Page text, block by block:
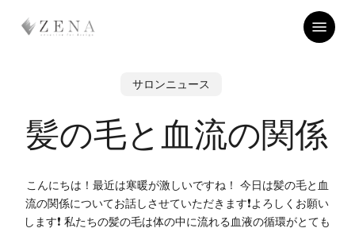
Menu
サロンニュース
髪の毛と血流の関係
こんにちは！最近は寒暖が激しいですね！ 今日は髪の毛と血
流の関係についてお話しさせていただきます❗️よろしくお願い
します❗️ 私たちの髪の毛は体の中に流れる血液の循環がとても